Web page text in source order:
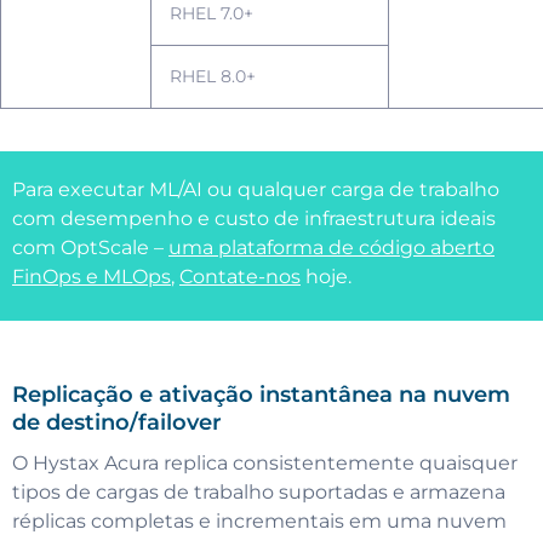
RHEL 7.0+
RHEL 8.0+
Para executar ML/AI ou qualquer carga de trabalho
com desempenho e custo de infraestrutura ideais
com OptScale – uma plataforma de código aberto
FinOps e MLOps, Contate-nos hoje.
Replicação e ativação instantânea na nuvem
de destino/failover
O Hystax Acura replica consistentemente quaisquer
tipos de cargas de trabalho suportadas e armazena
réplicas completas e incrementais em uma nuvem